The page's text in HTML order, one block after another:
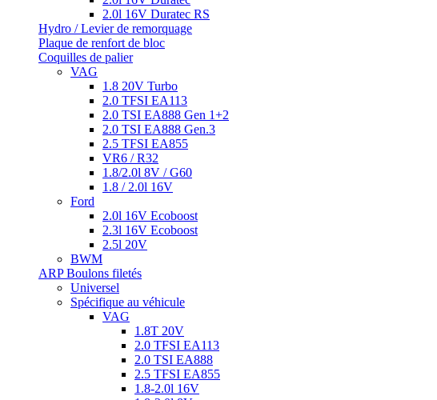
2.0l 16V Duratec RS
Hydro / Levier de remorquage
Plaque de renfort de bloc
Coquilles de palier
VAG
1.8 20V Turbo
2.0 TFSI EA113
2.0 TSI EA888 Gen 1+2
2.0 TSI EA888 Gen.3
2.5 TFSI EA855
VR6 / R32
1.8/2.0l 8V / G60
1.8 / 2.0l 16V
Ford
2.0l 16V Ecoboost
2.3l 16V Ecoboost
2.5l 20V
BWM
ARP Boulons filetés
Universel
Spécifique au véhicule
VAG
1.8T 20V
2.0 TFSI EA113
2.0 TSI EA888
2.5 TFSI EA855
1.8-2.0l 16V